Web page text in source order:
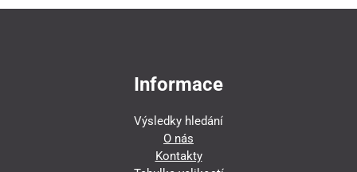
Informace
Výsledky hledání
O nás
Kontakty